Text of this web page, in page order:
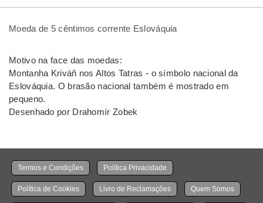
Moeda de 5 cêntimos corrente Eslováquia
Motivo na face das moedas:
Montanha Kriváň nos Altos Tatras - o símbolo nacional da
Eslováquia. O brasão nacional também é mostrado em
pequeno.
Desenhado por Drahomír Zobek
Termos e Condições Política Privacidade
Política de Cookies Livro de Reclamações Quem Somos